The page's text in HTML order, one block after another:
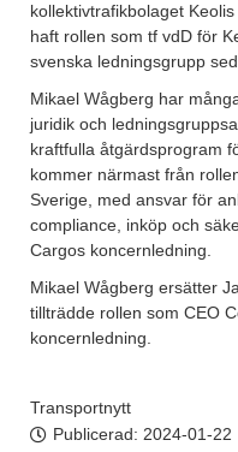
kollektivtrafikbolaget
haft rollen som tf vdD för
svenska ledningsgrupp
Mikael Wågberg har
juridik och
kraftfulla åtgärdsprogram
kommer närmast från
Sverige, med ansvar för
compliance, inköp och
Cargos koncernledning.
Mikael Wågberg ersätter
tillträdde rollen som CEO
koncernledning.
Transportnytt
Publicerad: 2024-01-22